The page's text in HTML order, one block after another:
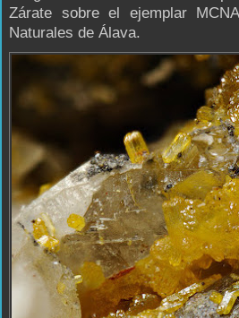
Zárate sobre el ejemplar
Naturales de Álava.